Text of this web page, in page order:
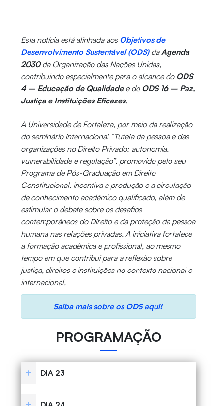
Esta notícia está alinhada aos Objetivos de
Desenvolvimento Sustentável (ODS)daAgenda
2030da Organização das Nações Unidas,
contribuindo especialmente para o alcance do ODS
4 – Educação de Qualidadee do ODS 16 – Paz,
Justiça e Instituições Eficazes.
A Universidade de Fortaleza, por meio da realização
do seminário internacional “Tutela da pessoa e das
organizações no Direito Privado: autonomia,
vulnerabilidade e regulação”, promovido pelo seu
Programa de Pós-Graduação em Direito
Constitucional, incentiva a produção e a circulação
de conhecimento acadêmico qualificado, além de
estimular o debate sobre os desafios
contemporâneos do Direito e da proteção da pessoa
humana nas relações privadas. A iniciativa fortalece
a formação acadêmica e profissional, ao mesmo
tempo em que contribui para a reflexão sobre
justiça, direitos e instituições no contexto nacional e
internacional.
Saiba mais sobre os ODS aqui!
PROGRAMAÇÃO
DIA 23